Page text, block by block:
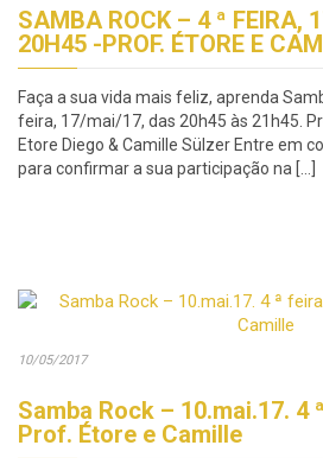
SAMBA ROCK – 4 ª FEIRA,
20H45 -PROF. ÉTORE E
Faça a sua vida mais feliz, aprenda
feira, 17/mai/17, das 20h45 às 21h45.
Etore Diego & Camille Sülzer Entre em
para confirmar a sua participação na […]
10/05/2017
Samba Rock – 10.mai.17. 4
Prof. Étore e Camille